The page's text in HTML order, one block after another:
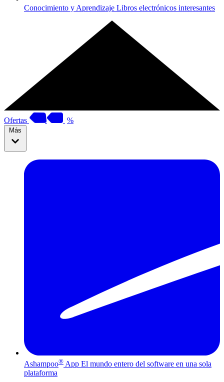
Conocimiento y Aprendizaje Libros electrónicos interesantes
Ofertas %
Más
Ashampoo® App El mundo entero del software en una sola
plataforma